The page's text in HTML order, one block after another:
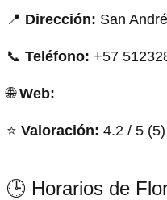
📍 Dirección: San
📞 Teléfono: +57
🌐Web:
⭐ Valoración: 4.2 / 5 (5)
🕒 Horarios de